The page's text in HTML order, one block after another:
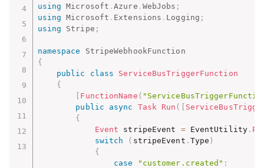
using
Microsoft .Azure . WebJobs ;
using
Microsoft . Extensions . Logging ;
using
Stripe ;
namespace
StripeWebhookFunction
{
public
class
ServiceBusTriggerFunction
{
FunctionName (
public
async Task Run (
{
Event stripeEvent = EventUtility.
switch
( stripeEvent . Type )
{
case
"customer.created" :